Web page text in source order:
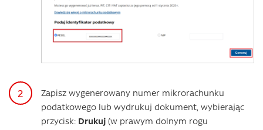
Zapisz wygenerowany numer mikrorachunku
podatkowego lub wydrukuj dokument, wybierając
przycisk: Drukuj (w prawym dolnym rogu